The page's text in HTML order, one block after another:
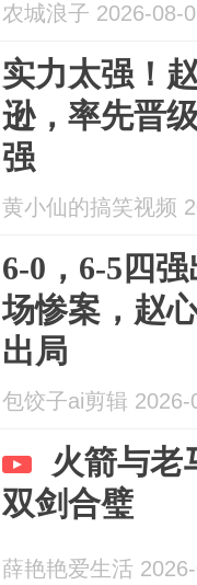
农城浪子 2026-08-
实力太强！
逊，率先晋
强
黄小仙的搞笑视频
6-0，6-5四
场惨案，赵
出局
包饺子ai剪辑 2026-
火箭与老
双剑合璧
薛艳艳爱生活